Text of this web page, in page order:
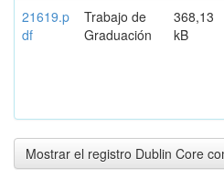
21619.p
df
Trabajo de
Graduación
368,13
kB
Mostrar el registro Dublin Core